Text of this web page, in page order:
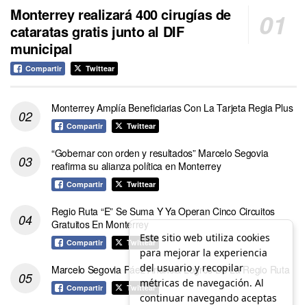
Monterrey realizará 400 cirugías de
cataratas gratis junto al DIF
municipal
Compartir Twittear
Monterrey Amplía Beneficiarias Con La Tarjeta Regia Plus
Compartir Twittear
“Gobernar con orden y resultados” Marcelo Segovia
reafirma su alianza política en Monterrey
Compartir Twittear
Regio Ruta “E” Se Suma Y Ya Operan Cinco Circuitos
Gratuitos En Monterrey
Compartir Twittear
Marcelo Segovia Páez Anuncia Logros De La Regio Ruta
Compartir Twittear
Este sitio web utiliza cookies
para mejorar la experiencia
del usuario y recopilar
métricas de navegación. Al
continuar navegando aceptas